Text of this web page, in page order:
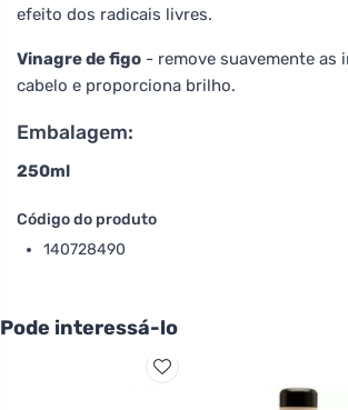
efeito dos radicais livres.
Vinagre de figo - remove suavemente as
cabelo e proporciona brilho.
Embalagem:
250ml
Código do produto
140728490
Pode interessá-lo